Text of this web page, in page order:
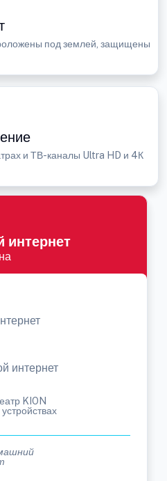
под землей, защищены
и ТВ-каналы Ultra HD и 4К
интернет
KION